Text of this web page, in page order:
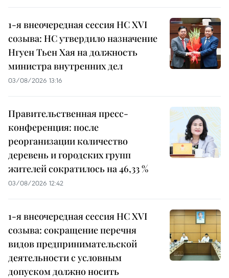
1-я внеочередная сессия НС XVI
созыва: НС утвердило назначение
Нгуен Тьен Хая на должность
министра внутренних дел
03/08/2026 13:16
Правительственная пресс-
конференция: после
реорганизации количество
деревень и городских групп
жителей сократилось на 46,33 %
03/08/2026 12:42
1-я внеочередная сессия НС XVI
созыва: сокращение перечня
видов предпринимательской
деятельности с условным
допуском должно носить